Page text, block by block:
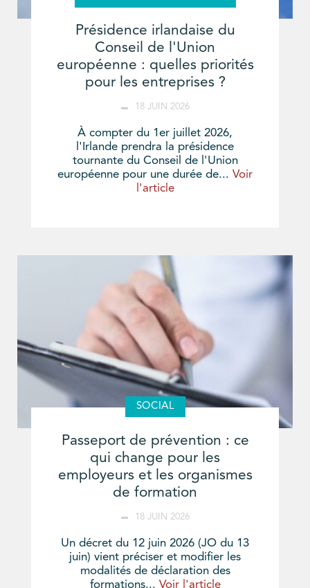
Présidence irlandaise du
Conseil de l'Union
européenne : quelles priorités
pour les entreprises ?
18 JUIN 2026
À compter du 1er juillet 2026,
l'Irlande prendra la présidence
tournante du Conseil de l'Union
européenne pour une durée de... Voir
l'article
SOCIAL
Passeport de prévention : ce
qui change pour les
employeurs et les organismes
de formation
18 JUIN 2026
Un décret du 12 juin 2026 (JO du 13
juin) vient préciser et modifier les
modalités de déclaration des
formations... Voir l'article